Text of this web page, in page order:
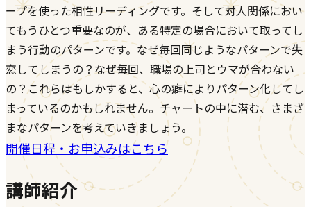
ープを使った相性リーディングです。そして対人関係におい
てもうひとつ重要なのが、ある特定の場合において取ってし
まう行動のパターンです。なぜ毎回同じようなパターンで失
恋してしまうの？なぜ毎回、職場の上司とウマが合わない
の？これらはもしかすると、心の癖によりパターン化してし
まっているのかもしれません。チャートの中に潜む、さまざ
まなパターンを考えていきましょう。
開催日程・お申込みはこちら
講師紹介